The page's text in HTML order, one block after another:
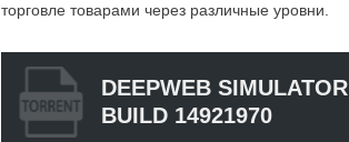
торговле товарами через различные уровни.
DEEPWEB SIMULATOR
BUILD 14921970